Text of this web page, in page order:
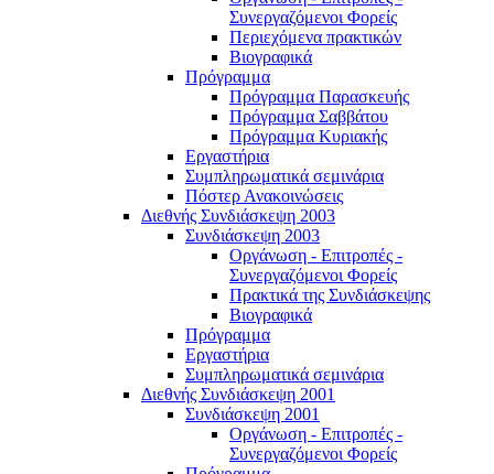
Συνεργαζόμενοι Φορείς
Περιεχόμενα πρακτικών
Βιογραφικά
Πρόγραμμα
Πρόγραμμα Παρασκευής
Πρόγραμμα Σαββάτου
Πρόγραμμα Κυριακής
Εργαστήρια
Συμπληρωματικά σεμινάρια
Πόστερ Ανακοινώσεις
Διεθνής Συνδιάσκεψη 2003
Συνδιάσκεψη 2003
Οργάνωση - Επιτροπές -
Συνεργαζόμενοι Φορείς
Πρακτικά της Συνδιάσκεψης
Βιογραφικά
Πρόγραμμα
Εργαστήρια
Συμπληρωματικά σεμινάρια
Διεθνής Συνδιάσκεψη 2001
Συνδιάσκεψη 2001
Οργάνωση - Επιτροπές -
Συνεργαζόμενοι Φορείς